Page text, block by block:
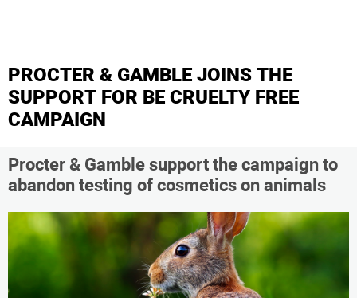
PROCTER & GAMBLE JOINS THE
SUPPORT FOR BE CRUELTY FREE
CAMPAIGN
Procter & Gamble support the campaign to
abandon testing of cosmetics on animals